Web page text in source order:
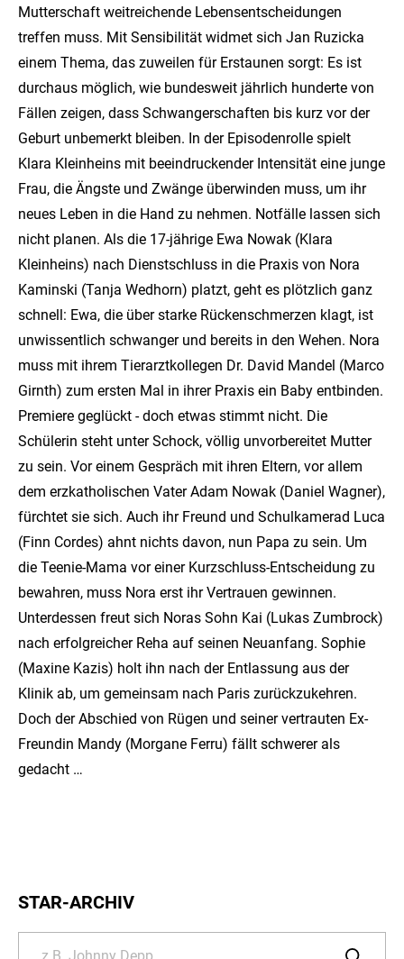
Mutterschaft weitreichende Lebensentscheidungen
treffen muss. Mit Sensibilität widmet sich Jan Ruzicka
einem Thema, das zuweilen für Erstaunen sorgt: Es ist
durchaus möglich, wie bundesweit jährlich hunderte von
Fällen zeigen, dass Schwangerschaften bis kurz vor der
Geburt unbemerkt bleiben. In der Episodenrolle spielt
Klara Kleinheins mit beeindruckender Intensität eine junge
Frau, die Ängste und Zwänge überwinden muss, um ihr
neues Leben in die Hand zu nehmen. Notfälle lassen sich
nicht planen. Als die 17-jährige Ewa Nowak (Klara
Kleinheins) nach Dienstschluss in die Praxis von Nora
Kaminski (Tanja Wedhorn) platzt, geht es plötzlich ganz
schnell: Ewa, die über starke Rückenschmerzen klagt, ist
unwissentlich schwanger und bereits in den Wehen. Nora
muss mit ihrem Tierarztkollegen Dr. David Mandel (Marco
Girnth) zum ersten Mal in ihrer Praxis ein Baby entbinden.
Premiere geglückt - doch etwas stimmt nicht. Die
Schülerin steht unter Schock, völlig unvorbereitet Mutter
zu sein. Vor einem Gespräch mit ihren Eltern, vor allem
dem erzkatholischen Vater Adam Nowak (Daniel Wagner),
fürchtet sie sich. Auch ihr Freund und Schulkamerad Luca
(Finn Cordes) ahnt nichts davon, nun Papa zu sein. Um
die Teenie-Mama vor einer Kurzschluss-Entscheidung zu
bewahren, muss Nora erst ihr Vertrauen gewinnen.
Unterdessen freut sich Noras Sohn Kai (Lukas Zumbrock)
nach erfolgreicher Reha auf seinen Neuanfang. Sophie
(Maxine Kazis) holt ihn nach der Entlassung aus der
Klinik ab, um gemeinsam nach Paris zurückzukehren.
Doch der Abschied von Rügen und seiner vertrauten Ex-
Freundin Mandy (Morgane Ferru) fällt schwerer als
gedacht …
STAR-ARCHIV